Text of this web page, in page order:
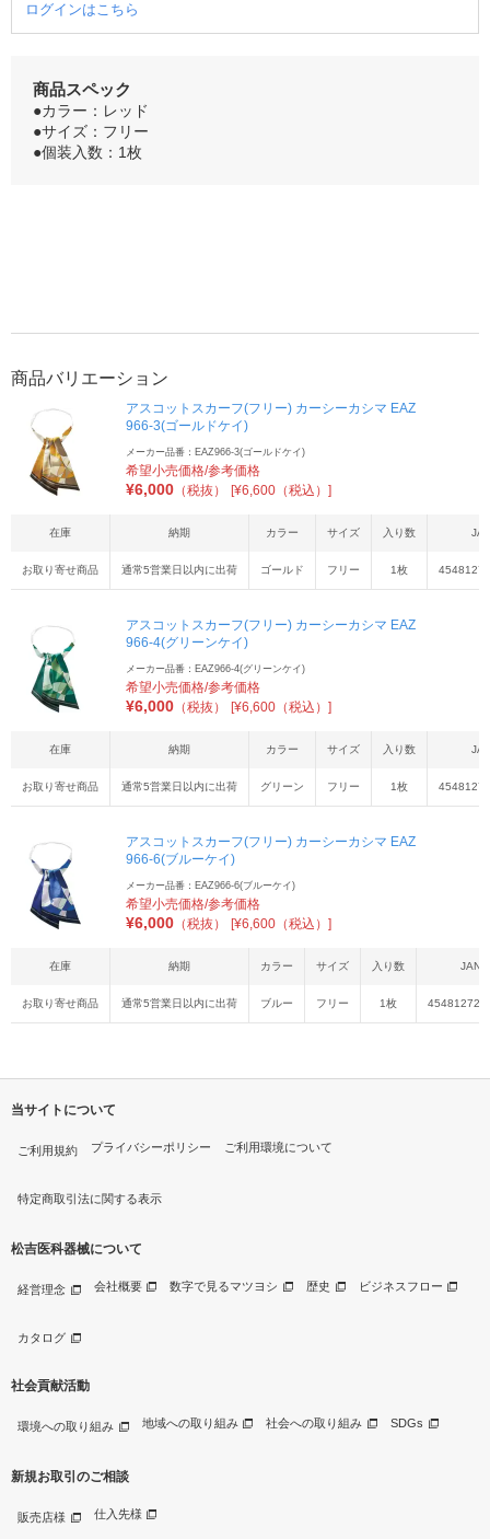
ログインはこちら
商品スペック
●カラー：レッド
●サイズ：フリー
●個装入数：1枚
商品バリエーション
アスコットスカーフ(フリー) カーシーカシマ EAZ
966-3(ゴールドケイ)
メーカー品番：EAZ966-3(ゴールドケイ)
希望小売価格/参考価格
¥6,000 （税抜） [¥6,600（税込）]
在庫 納期 カラー サイズ 入り数
お取り寄せ商品 通常5営業日以内に出荷 ゴールド フリー 1枚
アスコットスカーフ(フリー) カーシーカシマ EAZ
966-4(グリーンケイ)
メーカー品番：EAZ966-4(グリーンケイ)
希望小売価格/参考価格
¥6,000 （税抜） [¥6,600（税込）]
在庫 納期 カラー サイズ 入り数
お取り寄せ商品 通常5営業日以内に出荷 グリーン フリー 1枚
アスコットスカーフ(フリー) カーシーカシマ EAZ
966-6(ブルーケイ)
メーカー品番：EAZ966-6(ブルーケイ)
希望小売価格/参考価格
¥6,000 （税抜） [¥6,600（税込）]
在庫 納期 カラー サイズ 入り数 JAN
お取り寄せ商品 通常5営業日以内に出荷 ブルー フリー 1枚
当サイトについて
ご利用規約 プライバシーポリシー ご利用環境について
特定商取引法に関する表示
松吉医科器械について
経営理念 会社概要 数字で見るマツヨシ 歴史 ビジネスフロー
カタログ
社会貢献活動
環境への取り組み 地域への取り組み 社会への取り組み SDGs
新規お取引のご相談
販売店様 仕入先様